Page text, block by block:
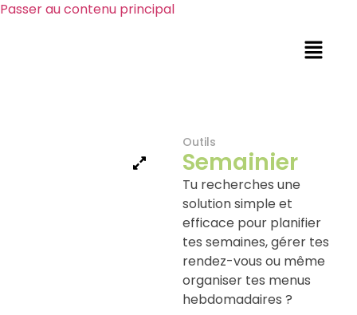
Passer au contenu principal
Outils
Semainier
Tu recherches une
solution simple et
efficace pour planifier
tes semaines, gérer tes
rendez-vous ou même
organiser tes menus
hebdomadaires ?